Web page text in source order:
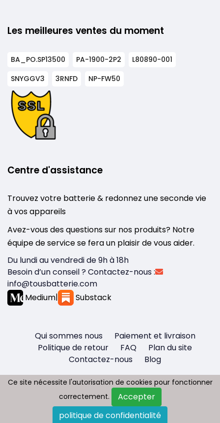
Les meilleures ventes du moment
BA_PO.SP13500 PA-1900-2P2
L80890-001
SNYGGV3
3RNFD NP-FW50
Centre d'assistance
Trouvez votre batterie & redonnez une seconde vie
à vos appareils
Avez-vous des questions sur nos produits? Notre
équipe de service se fera un plaisir de vous aider.
Du lundi au vendredi de 9h à 18h
Besoin d’un conseil ? Contactez-nous :
info@tousbatterie.com
Medium| Substack
Qui sommes nous
Paiement et livraison
Politique de retour
FAQ
Plan du site
Contactez-nous
Blog
Copyright © 2026 - Tous droit réservés
Tousbatterie.com
Ce site nécessite l'autorisation de cookies pour fonctionner
correctement.
Accepter
politique de confidentialité
Ce site nécessite l'autorisation de cookies pour fonctionner
correctement.
Accepter
politique de confidentialité